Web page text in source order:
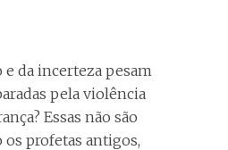
e da incerteza pesam
pela violência
Essas não são
profetas antigos,